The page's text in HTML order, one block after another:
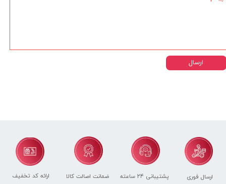
ارسال
پشتیبانی ۲۴ ساعته ارائه کد تخفیف ارسال فوری ضمانت اصالت کالا